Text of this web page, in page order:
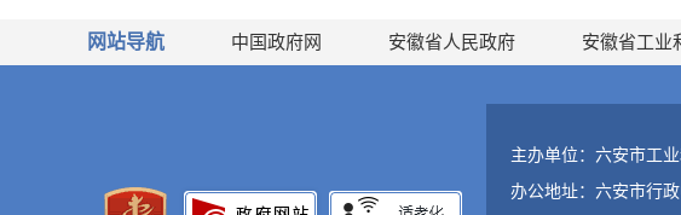
网站导航 中国政府网 安徽省人民政府 安徽省工业
主办单位：六安市工
办公地址：六安市行